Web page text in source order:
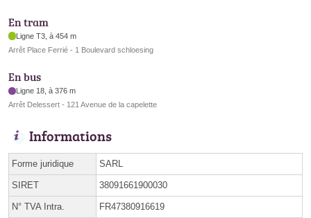
En tram
Ligne T3, à 454 m
Arrêt Place Ferrié - 1 Boulevard schloesing
En bus
Ligne 18, à 376 m
Arrêt Delessert - 121 Avenue de la capelette
Informations
Forme juridique SARL
SIRET 38091661900030
N° TVA Intra. FR47380916619